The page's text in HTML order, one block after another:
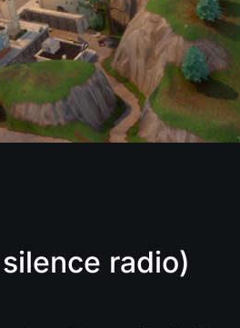
radio)